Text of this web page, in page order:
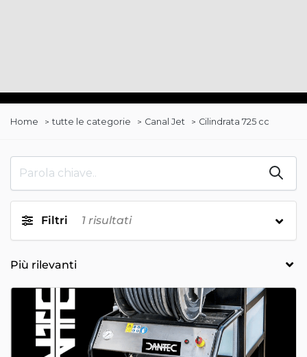
Home tutte le categorie Canal Jet Cilindrata 725 cc
Filtri 1 risultati